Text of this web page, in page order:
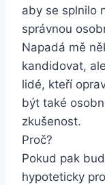
aby se splnilo
správnou
Napadá mě
kandidovat,
lidé, kteří
být také
zkušenost.
Proč?
Pokud pak
hypoteticky